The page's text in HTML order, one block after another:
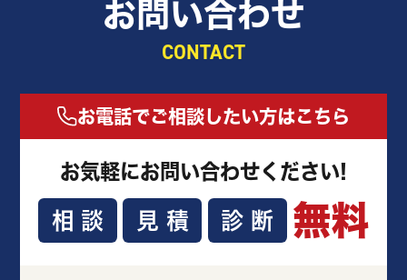
お問い合わせ
CONTACT
お電話でご相談したい方はこちら
お気軽にお問い合わせください!
相談 見積 診断 無料